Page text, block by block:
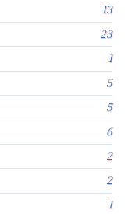
13
23
1
5
5
6
2
2
1